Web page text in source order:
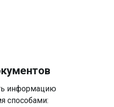
информацию
способами: